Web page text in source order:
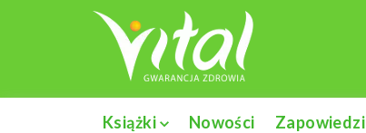
Książki Nowości Zapowiedzi